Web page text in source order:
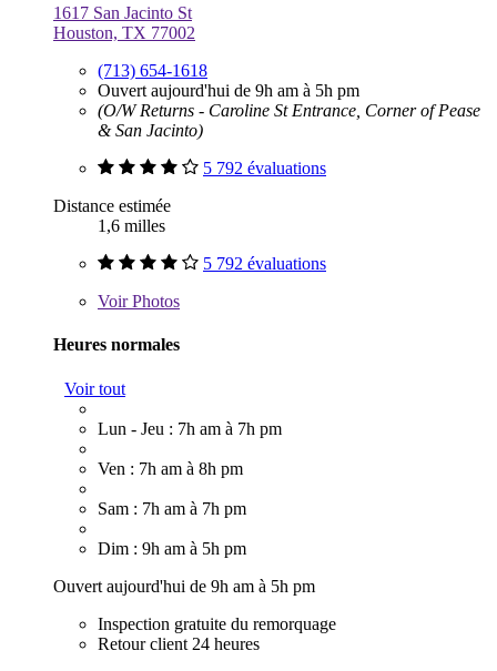
1617 San Jacinto St
Houston, TX 77002
(713) 654-1618
Ouvert aujourd'hui de 9h am à 5h pm
(O/W Returns - Caroline St Entrance, Corner of Pease
& San Jacinto)
5 792 évaluations
Distance estimée
1,6 milles
5 792 évaluations
VoirPhotos
Heures normales
Voir tout
Lun - Jeu : 7h am à 7h pm
Ven : 7h am à 8h pm
Sam : 7h am à 7h pm
Dim : 9h am à 5h pm
Ouvert aujourd'hui de 9h am à 5h pm
Inspection gratuite du remorquage
Retour client 24 heures